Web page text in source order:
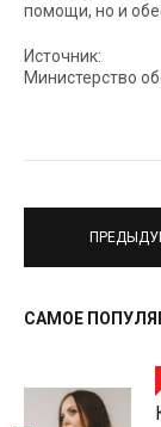
помощи, но и
Источник:
Министерство
САМОЕ